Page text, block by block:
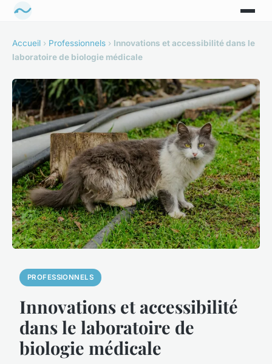
Accueil › Professionnels › Innovations et accessibilité dans le
laboratoire de biologie médicale
PROFESSIONNELS
Innovations et accessibilité
dans le laboratoire de
biologie médicale